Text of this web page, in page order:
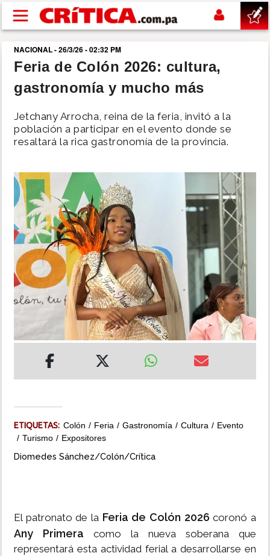
Pasar al contenido principal
buscar
SUCESOS
NACIONAL
SHOW
DEPORTES
MUNDO
MULTIMEDIA
IMPRESO
NACIONAL - 26/3/26 - 02:32 PM
Feria de Colón 2026: cultura,
gastronomía y mucho más
Jetchany Arrocha, reina de la feria, invitó a la
población a participar en el evento donde se
resaltará la rica gastronomía de la provincia.
ETIQUETAS: Colón Feria Gastronomía Cultura
Evento
Turismo
Expositores
Diomedes Sánchez/Colón/Crítica
El patronato de la Feria de Colón 2026 coronó a
Any Primera como la nueva soberana que
representará esta actividad ferial a desarrollarse en